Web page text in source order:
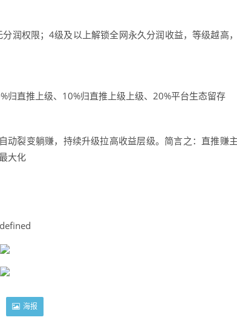
润权限；4级及以上解锁全网永久分润收益，等级越高
归直推上级、10%归直推上级上级、20%平台生态留存
动裂变躺赚，持续升级拉高收益层级。简言之：直推赚
大化
海报